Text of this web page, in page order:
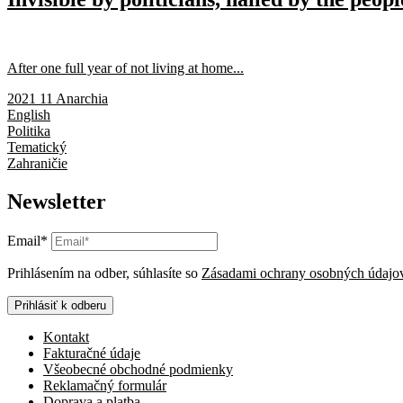
After one full year of not living at home...
2021 11 Anarchia
English
Politika
Tematický
Zahraničie
Newsletter
Email*
Prihlásením na odber, súhlasíte so Zásadami ochrany osobných
Prihlásiť k odberu
Kontakt
Fakturačné údaje
Všeobecné obchodné podmienky
Reklamačný formulár